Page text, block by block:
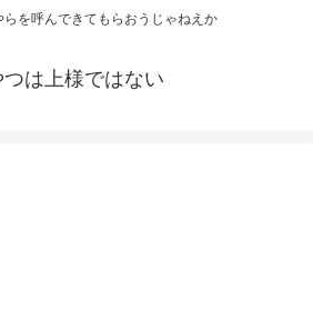
らを呼んできてもらおうじゃねえか
つは上様ではない